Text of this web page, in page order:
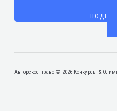
Авторское право © 2026 Конкурсы &